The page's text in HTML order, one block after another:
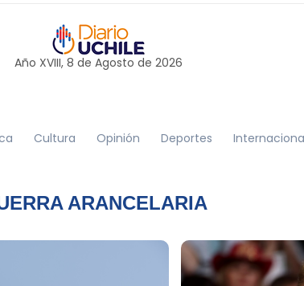
Año XVIII, 8 de Agosto de 2026
Cultura Opinión Deportes
ARANCELARIA